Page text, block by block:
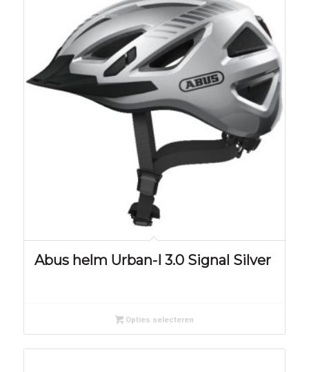
Abus helm Urban-I 3.0 Signal Silver
Opties selecteren